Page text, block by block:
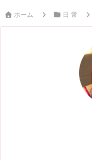
ホーム 日 常